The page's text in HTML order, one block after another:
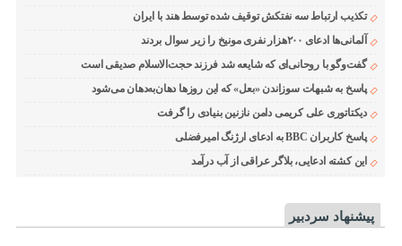
تکذیب ارتباط سه نفتکش توقیف شده توسط هند با ایران
آلمانی‌ها ادعای ۲۰۰هزار نفری مونیخ را زیر سوال بردند
گفت‌وگو با روحانی‌ای که شایعه شد فرزند حجت‌الاسلام صدیقی است
پاسخ به شبهات سوزاندن «بعل» که این روزها دهان‌به‌دهان می‌شود
دیکتاتوری علی کریمی دامن نازنین بنیادی را گرفت
پاسخ کاربران BBC به ادعای ارژنگ امیرفضلی
این کشته ادعایی، بلاگر عراقی از آب درآمد
پیشنهاد سردبیر